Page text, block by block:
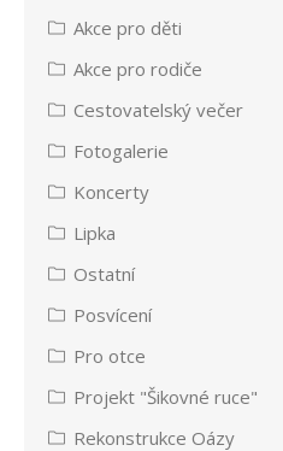
Akce pro děti
Akce pro rodiče
Cestovatelský večer
Fotogalerie
Koncerty
Lipka
Ostatní
Posvícení
Pro otce
Projekt "Šikovné ruce"
Rekonstrukce Oázy